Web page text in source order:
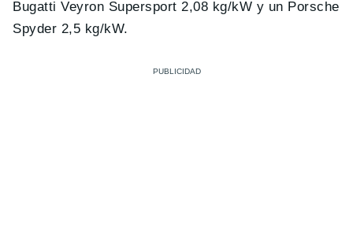
Bugatti Veyron Supersport 2,08 kg/kW y un Porsche
Spyder 2,5 kg/kW.